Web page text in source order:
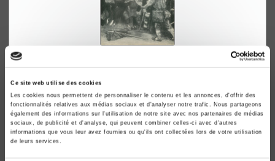
Ce site web utilise des cookies
Les cookies nous permettent de personnaliser le contenu et les annonces, d'offrir des
fonctionnalités relatives aux médias sociaux et d'analyser notre trafic. Nous partageons
également des informations sur l'utilisation de notre site avec nos partenaires de médias
sociaux, de publicité et d'analyse, qui peuvent combiner celles-ci avec d'autres
informations que vous leur avez fournies ou qu'ils ont collectées lors de votre utilisation
de leurs services.
L'agitation paysanne en Russie de 1881 à 1902
Etude comparative entre le Cernozem central et la
Nouvelle Russie
Sylvain Bensidoun